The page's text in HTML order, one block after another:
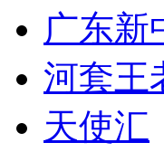
广东新
河套王
天使汇